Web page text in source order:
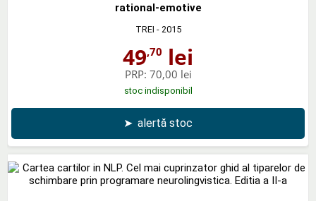
rational-emotive
TREI - 2015
49,70 lei
PRP: 70,00 lei
stoc indisponibil
➤ alertă stoc